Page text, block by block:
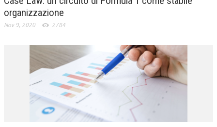
organizzazione
Nov 9, 2020 2784